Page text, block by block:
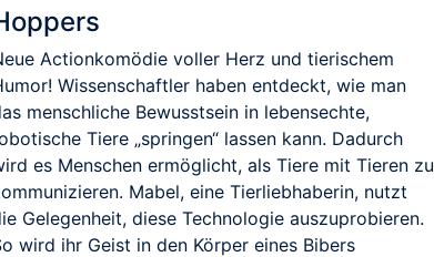
Actionkomödie voller Herz und tierischem
Wissenschaftler haben entdeckt, wie man
menschliche Bewusstsein in lebensechte,
Tiere „springen“ lassen kann. Dadurch
es Menschen ermöglicht, als Tiere mit Tieren zu
Mabel, eine Tierliebhaberin, nutzt
Gelegenheit, diese Technologie auszuprobieren.
wird ihr Geist in den Körper eines Bibers